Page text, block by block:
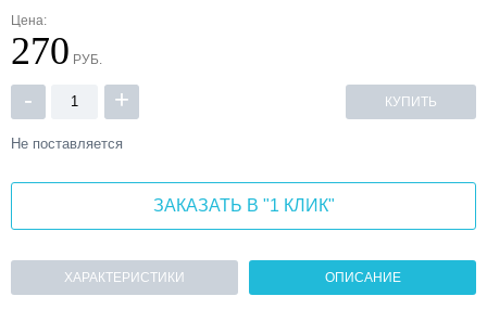
Цена:
270 РУБ.
- + КУПИТЬ
Не поставляется
ЗАКАЗАТЬ В "1 КЛИК"
ХАРАКТЕРИСТИКИ ОПИСАНИЕ